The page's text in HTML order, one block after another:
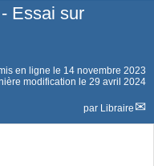
Essai sur
en ligne le 14 novembre 2023
modification le 29 avril 2024
par Libraire